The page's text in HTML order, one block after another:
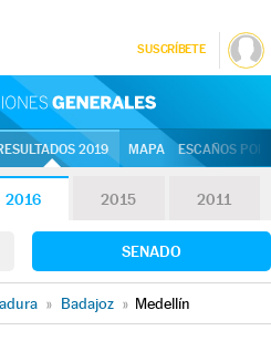
SUSCRÍBETE
2019 MAPA ESCAÑOS
2016 2015 2011
SENADO
» Badajoz » Medellín